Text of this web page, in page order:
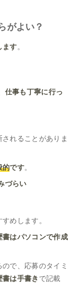
がよい？
ます。
仕事も丁寧に行っ
れることがありま
的です。
づらい
めします。
はパソコンで作成
で、応募のタイミ
書は手書き で記載